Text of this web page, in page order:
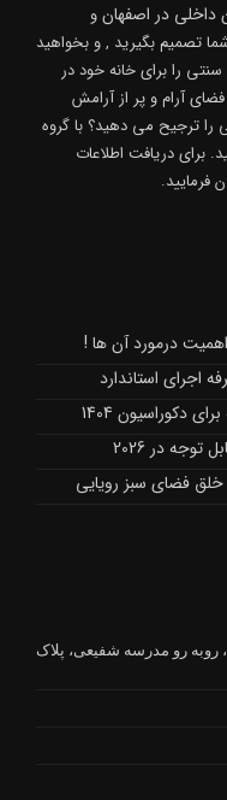
داخلی در اصفهانو
تصمیم بگیرید , و بخواهید
را برای خانه خود در
آرام و پر از آرامش
را ترجیح می دهید؟ با گروه
برای دریافت اطلاعات
فرمایید.
دکوراسیون 1404
در 2026
روبه رو مدرسه شفیعی، پلاک